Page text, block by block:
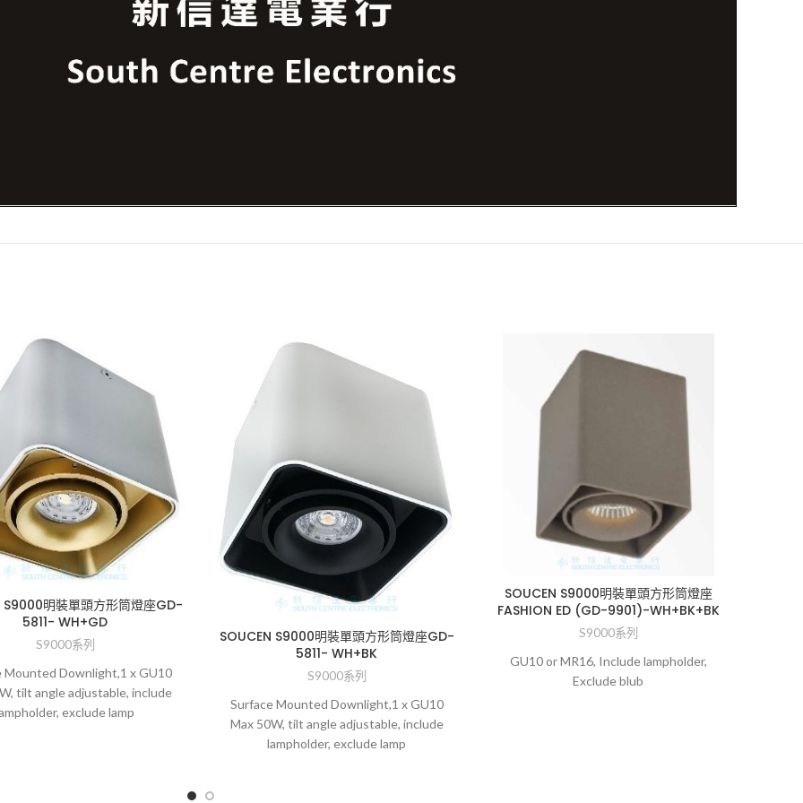
S9000明裝單頭方形筒燈座GD-
5811- WH+GD
S9000系列
Mounted Downlight,1 x GU10
tilt angle adjustable, include
exclude lamp
SOUCEN S9000明裝單頭方形筒燈座GD-
5811- WH+BK
S9000系列
Surface Mounted Downlight,1 x GU10
Max 50W, tilt angle adjustable, include
lampholder, exclude lamp
SOUCEN S9000明裝單頭方形筒燈座
FASHION ED (GD-9901)-WH+BK+BK
S9000系列
GU10 or MR16, Include lampholder,
Exclude blub